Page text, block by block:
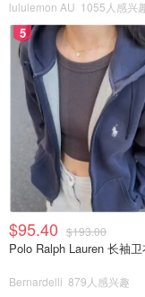
lululemon AU 1055人感兴
5
$95.40 $193.00
Polo Ralph Lauren 长
Bernardelli 879人感兴趣